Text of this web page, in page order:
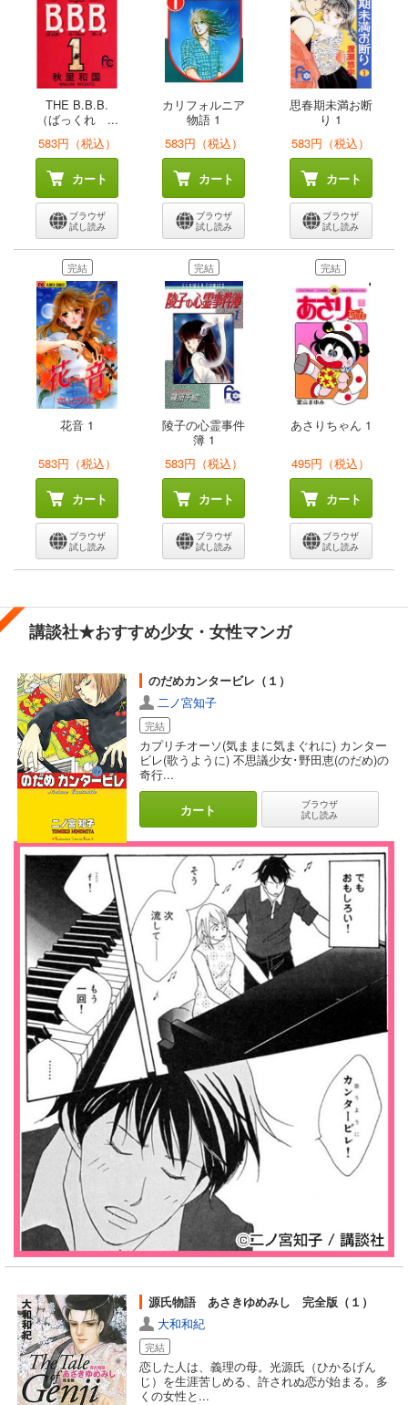
THE B.B.B.
（ばっくれ ...
583円（税込）
カート
ブラウザ
試し読み
カリフォルニア
物語 1
583円（税込）
カート
ブラウザ
試し読み
思春期未満お断
り 1
583円（税込）
カート
ブラウザ
試し読み
完結
花音 1
583円（税込）
カート
ブラウザ
試し読み
完結
陵子の心霊事件
簿 1
583円（税込）
カート
ブラウザ
試し読み
完結
あさりちゃん 1
495円（税込）
カート
ブラウザ
試し読み
講談社★おすすめ少女・女性マンガ
のだめカンタービレ（１）
二ノ宮知子
完結
カプリチオーソ(気ままに気まぐれに) カンター
ビレ(歌うように) 不思議少女･野田恵(のだめ)の
奇行...
カート
ブラウザ
試し読み
源氏物語 あさきゆめみし 完全版（１）
大和和紀
完結
恋した人は、義理の母。光源氏（ひかるげん
じ）を生涯苦しめる、許されぬ恋が始まる。多
くの女性と...